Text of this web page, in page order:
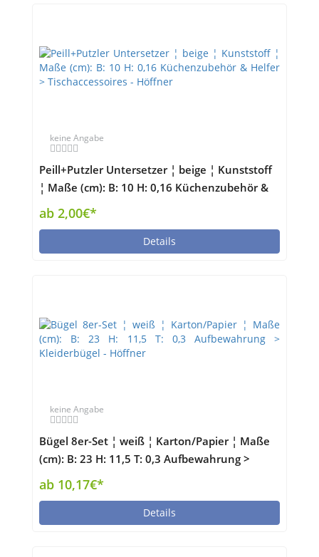
keine Angabe
Peill+Putzler Untersetzer ¦ beige ¦ Kunststoff
¦ Maße (cm): B: 10 H: 0,16 Küchenzubehör &
Helfer > Tischaccessoires - Höffner
ab 2,00€*
Details
keine Angabe
Bügel 8er-Set ¦ weiß ¦ Karton/Papier ¦ Maße
(cm): B: 23 H: 11,5 T: 0,3 Aufbewahrung >
Kleiderbügel - Höffner
ab 10,17€*
Details